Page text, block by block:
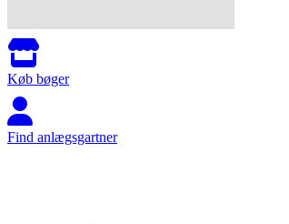
Køb bøger
Find anlægsgartner